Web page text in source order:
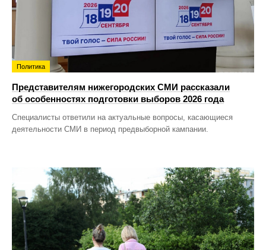
Политика
Представителям нижегородских СМИ рассказали
об особенностях подготовки выборов 2026 года
Специалисты ответили на актуальные вопросы, касающиеся
деятельности СМИ в период предвыборной кампании.